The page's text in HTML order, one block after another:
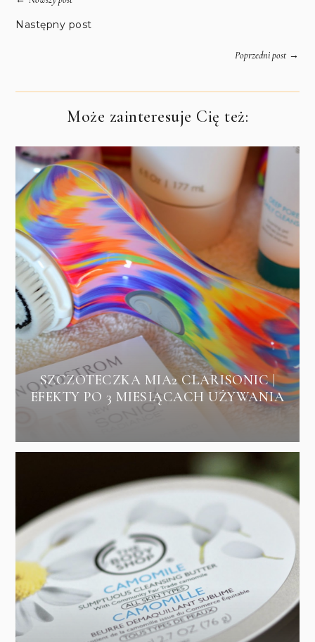
Następny post
Poprzedni post→
Może zainteresuje Cię też:
SZCZOTECZKA MIA2 CLARISONIC |
EFEKTY PO 3 MIESIĄCACH UŻYWANIA